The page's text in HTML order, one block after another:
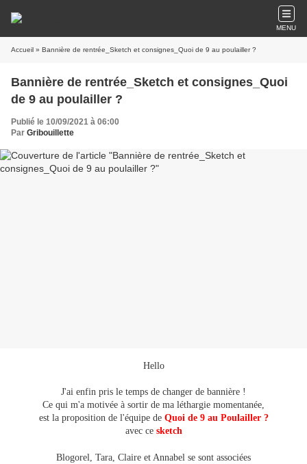
MENU
Accueil » Bannière de rentrée_Sketch et consignes_Quoi de 9 au poulailler ?
Bannière de rentrée_Sketch et consignes_Quoi
de 9 au poulailler ?
Publié le 10/09/2021 à 06:00
Par Gribouillette
Hello
J'ai enfin pris le temps de changer de bannière !
Ce qui m'a motivée à sortir de ma léthargie momentanée,
est la proposition de l'équipe deQuoi de 9 au Poulailler ?
avec ce sketch
Blogorel, Tara, Claire et Annabel se sont associées